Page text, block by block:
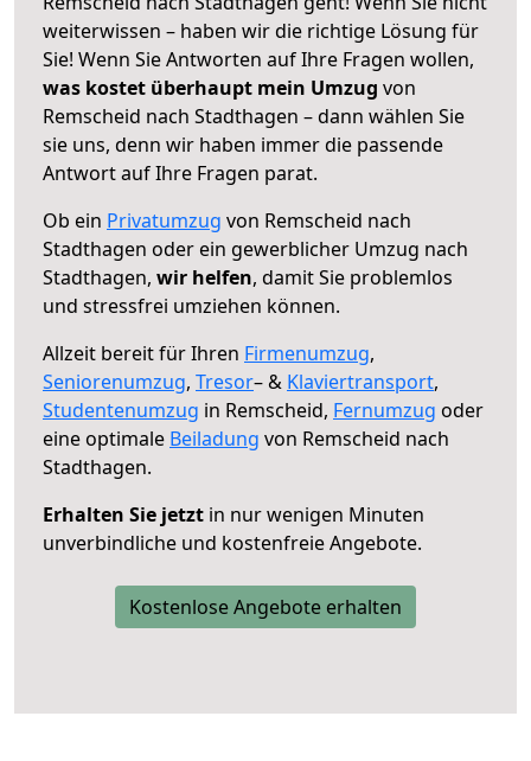
weiterwissen – haben wir die richtige Lösung für
Sie! Wenn Sie Antworten auf Ihre Fragen wollen,
was kostet überhaupt mein Umzug von
Remscheid nach Stadthagen – dann wählen Sie
sie uns, denn wir haben immer die passende
Antwort auf Ihre Fragen parat.
Ob ein Privatumzug von Remscheid nach
Stadthagen oder ein gewerblicher Umzug nach
Stadthagen, wir helfen, damit Sie problemlos
und stressfrei umziehen können.
Allzeit bereit für Ihren Firmenumzug,
Seniorenumzug, Tresor– & Klaviertransport,
Studentenumzug in Remscheid, Fernumzug oder
eine optimale Beiladung von Remscheid nach
Stadthagen.
Erhalten Sie jetzt in nur wenigen Minuten
unverbindliche und kostenfreie Angebote.
Kostenlose Angebote erhalten